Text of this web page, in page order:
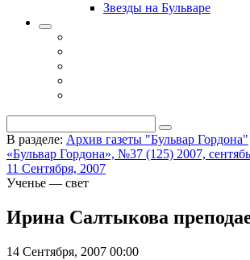
Звезды на Бульваре
В разделе: Архив газеты "Бульвар Гордона"
«Бульвар Гордона», №37 (125) 2007, сентябь
11 Сентября, 2007
Ученье — свет
Ирина Салтыкова
14 Сентября, 2007 00:00